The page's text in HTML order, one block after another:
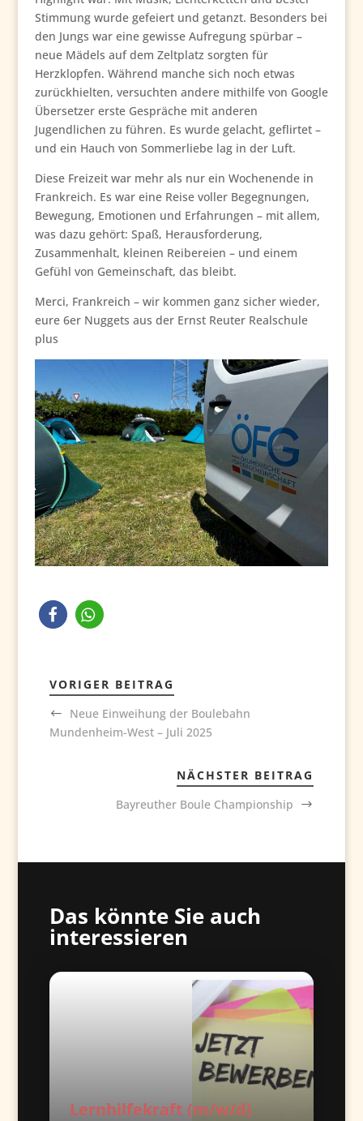
Stimmung wurde gefeiert und getanzt. Besonders bei
den Jungs war eine gewisse Aufregung spürbar –
neue Mädels auf dem Zeltplatz sorgten für
Herzklopfen. Während manche sich noch etwas
zurückhielten, versuchten andere mithilfe von Google
Übersetzer erste Gespräche mit anderen
Jugendlichen zu führen. Es wurde gelacht, geflirtet –
und ein Hauch von Sommerliebe lag in der Luft.
Diese Freizeit war mehr als nur ein Wochenende in
Frankreich. Es war eine Reise voller Begegnungen,
Bewegung, Emotionen und Erfahrungen – mit allem,
was dazu gehört: Spaß, Herausforderung,
Zusammenhalt, kleinen Reibereien – und einem
Gefühl von Gemeinschaft, das bleibt.
Merci, Frankreich – wir kommen ganz sicher wieder,
eure 6er Nuggets aus der Ernst Reuter Realschule
plus
VORIGER BEITRAG
Neue Einweihung der Boulebahn
Mundenheim-West – Juli 2025
NÄCHSTER BEITRAG
Bayreuther Boule Championship
Das könnte Sie auch
interessieren
Lernhilfekraft (m/w/d)